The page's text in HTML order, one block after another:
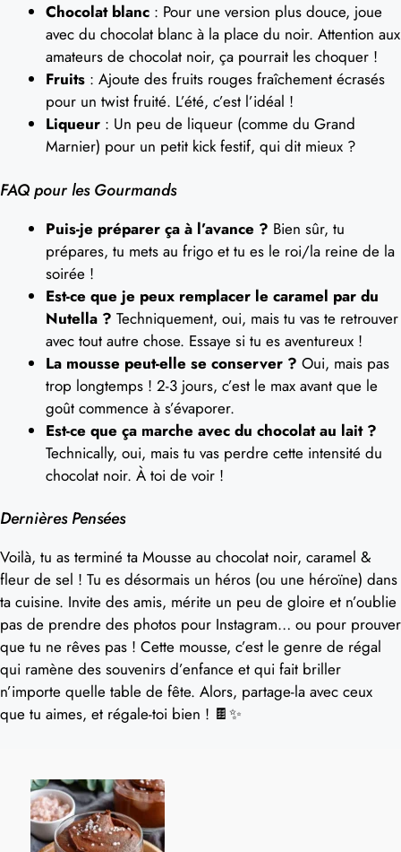
Chocolat blanc : Pour une version plus douce, joue
avec du chocolat blanc à la place du noir. Attention aux
amateurs de chocolat noir, ça pourrait les choquer !
Fruits : Ajoute des fruits rouges fraîchement écrasés
pour un twist fruité. L’été, c’est l’idéal !
Liqueur : Un peu de liqueur (comme du Grand
Marnier) pour un petit kick festif, qui dit mieux ?
FAQ pour les Gourmands
Puis-je préparer ça à l’avance ? Bien sûr, tu
prépares, tu mets au frigo et tu es le roi/la reine de la
soirée !
Est-ce que je peux remplacer le caramel par du
Nutella ? Techniquement, oui, mais tu vas te retrouver
avec tout autre chose. Essaye si tu es aventureux !
La mousse peut-elle se conserver ? Oui, mais pas
trop longtemps ! 2-3 jours, c’est le max avant que le
goût commence à s’évaporer.
Est-ce que ça marche avec du chocolat au lait ?
Technically, oui, mais tu vas perdre cette intensité du
chocolat noir. À toi de voir !
Dernières Pensées
Voilà, tu as terminé ta Mousse au chocolat noir, caramel &
fleur de sel ! Tu es désormais un héros (ou une héroïne) dans
ta cuisine. Invite des amis, mérite un peu de gloire et n’oublie
pas de prendre des photos pour Instagram… ou pour prouver
que tu ne rêves pas ! Cette mousse, c’est le genre de régal
qui ramène des souvenirs d’enfance et qui fait briller
n’importe quelle table de fête. Alors, partage-la avec ceux
que tu aimes, et régale-toi bien ! 🍫✨